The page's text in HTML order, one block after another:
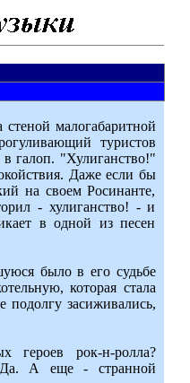
малогабаритной
туристов
галоп. "Хулиганство!"
Даже если бы
на своем Росинанте,
- хулиганство! - и
в одной из песен
было в его судьбе
которая стала
подолгу засиживались,
героев рок-н-ролла?
Да. А еще - странной